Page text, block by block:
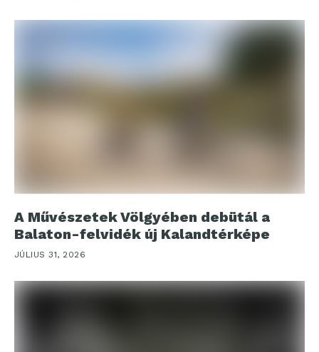
A Művészetek Völgyében debütál a
Balaton-felvidék új Kalandtérképe
JÚLIUS 31, 2026